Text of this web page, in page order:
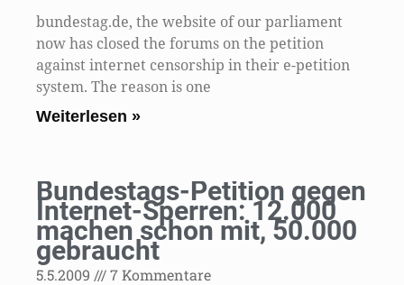
bundestag.de, the website of our parliament
now has closed the forums on the petition
against internet censorship in their e-petition
system. The reason is one
Weiterlesen »
Bundestags-Petition gegen
Internet-Sperren: 12.000
machen schon mit, 50.000
gebraucht
5.5.2009 7 Kommentare